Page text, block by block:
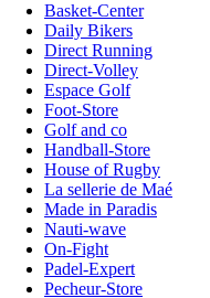
Basket-Center
Daily Bikers
Direct Running
Direct-Volley
Espace Golf
Foot-Store
Golf and co
Handball-Store
House of Rugby
La sellerie de Maé
Made in Paradis
Nauti-wave
On-Fight
Padel-Expert
Pecheur-Store